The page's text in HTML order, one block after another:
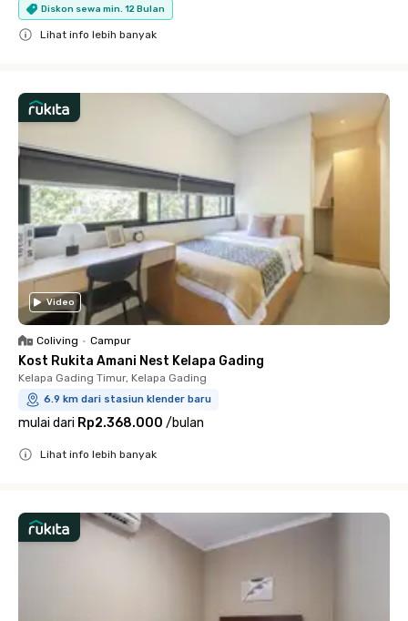
Diskon sewa min. 12 Bulan
Lihat info lebih banyak
Video
Coliving • Campur
Kost Rukita Amani Nest Kelapa Gading
Kelapa Gading Timur, Kelapa Gading
6.9 km dari stasiun klender baru
mulai dari Rp2.368.000 /bulan
Lihat info lebih banyak